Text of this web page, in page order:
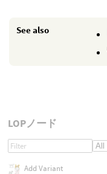
See also
LOPノード
Add Variant